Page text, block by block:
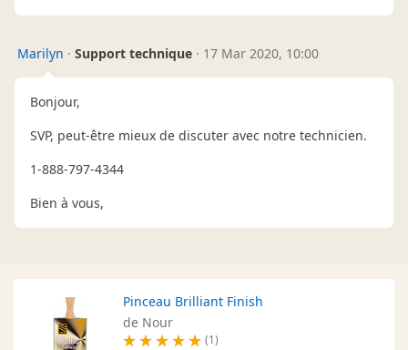
Marilyn · Support technique · 17 Mar 2020, 10:00
Bonjour,
SVP, peut-être mieux de discuter avec notre technicien.
1-888-797-4344
Bien à vous,
Pinceau Brilliant Finish
de Nour
(1)